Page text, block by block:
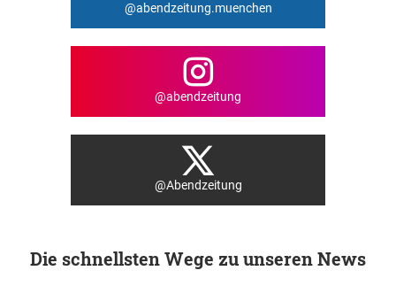
@abendzeitung.muenchen
@abendzeitung
@Abendzeitung
Die schnellsten Wege zu unseren News